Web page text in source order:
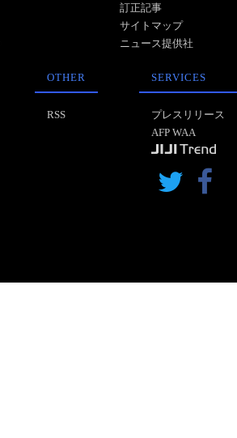
訂正記事
サイトマップ
ニュース提供社
OTHER
RSS
SERVICES
プレスリリース
AFP WAA